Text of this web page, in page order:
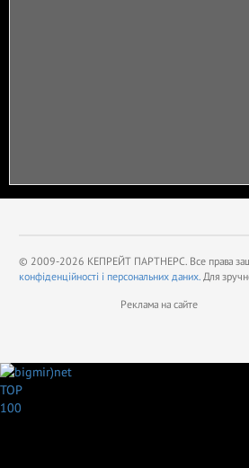
© 2009-2026 КЕПРЕЙТ ПАРТНЕРС. Все права
конфіденційності і персональних даних. Для
Реклама на сайте